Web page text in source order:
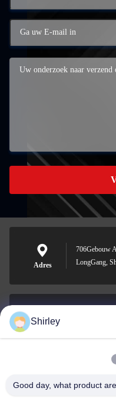
Adres
706Gebouw
LongGang,
0086-
Shirley
Good day, what product